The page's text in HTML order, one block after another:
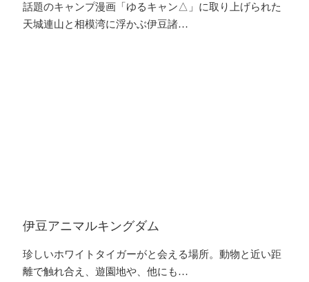
話題のキャンプ漫画「ゆるキャン△」に取り上げられた
天城連山と相模湾に浮かぶ伊豆諸…
伊豆アニマルキングダム
珍しいホワイトタイガーがと会える場所。動物と近い距
離で触れ合え、遊園地や、他にも…